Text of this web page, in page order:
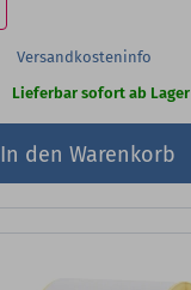
Versandkosteninfo
Lieferbar sofort ab Lager
In den Warenkorb